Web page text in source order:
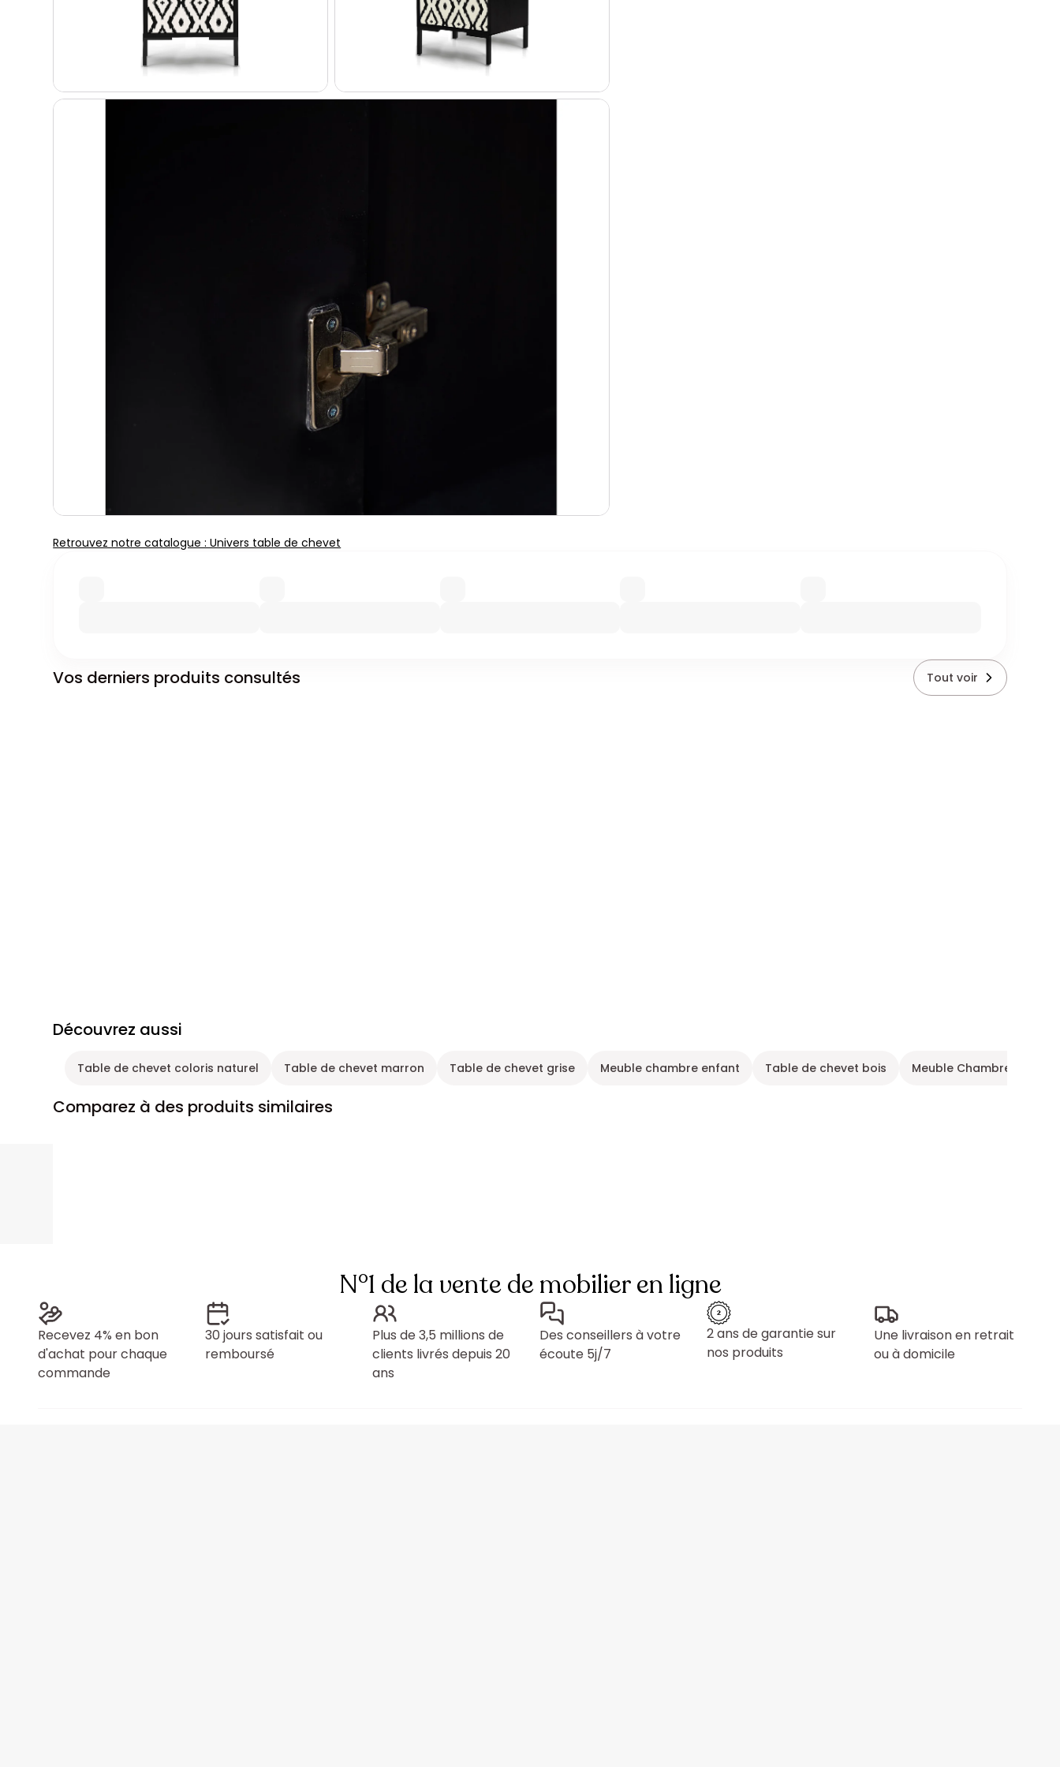
Retrouvez notre catalogue : Univers table de chevet
Vos derniers produits consultés Tout voir
Découvrez aussi
Table de chevet coloris naturel Table de chevet marron Table de chevet grise Meuble chambre enfant Table de chevet bois Meuble Chambre Adulte
Comparez à des produits similaires
N°1 de la vente de mobilier en ligne
Recevez 4% en bon
d'achat pour chaque
commande
30 jours satisfait ou
remboursé
Plus de 3,5 millions de
clients livrés depuis 20
ans
Des conseillers à votre
écoute 5j/7
2 ans de garantie sur
nos produits
Une livraison en retrait
ou à domicile